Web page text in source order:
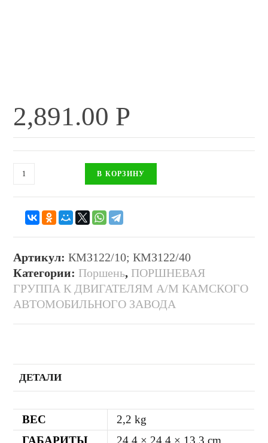
2,891.00 Р
В КОРЗИНУ
Артикул:КМЗ122/10; КМЗ122/40
Категории: Поршень, ПОРШНЕВАЯ
ГРУППА К ДВИГАТЕЛЯМ А/М КАМСКОГО
АВТОМОБИЛЬНОГО ЗАВОДА
ДЕТАЛИ
ВЕС
2,2 kg
ГАБАРИТЫ
24.4 × 24.4 × 13.3 cm